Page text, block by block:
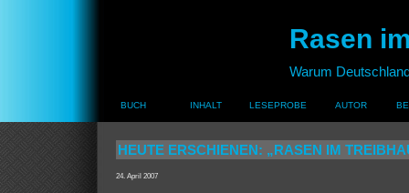
Rasen
Warum
BUCH INHALT LESEPROBE AUTOR
HEUTE ERSCHIENEN: „RASEN IM
24. April 2007